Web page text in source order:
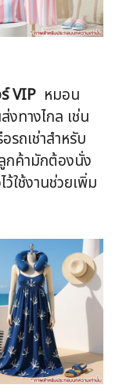
VIP หมอน
งทางไกล เช่น
รถเช่าสำหรับ
กค้ามักต้องนั่ง
ใช้งานช่วยเพิ่ม